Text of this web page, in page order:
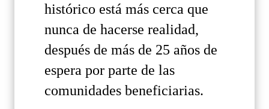
histórico está más cerca que
nunca de hacerse realidad,
después de más de 25 años de
espera por parte de las
comunidades beneficiarias.